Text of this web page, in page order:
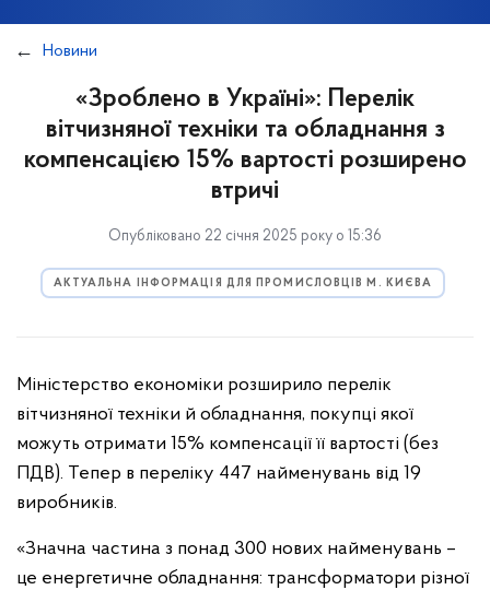
Новини
«Зроблено в Україні»: Перелік
вітчизняної техніки та обладнання з
компенсацією 15% вартості розширено
втричі
Опубліковано 22 січня 2025 року о 15:36
АКТУАЛЬНА ІНФОРМАЦІЯ ДЛЯ ПРОМИСЛОВЦІВ М. КИЄВА
Міністерство економіки розширило перелік
вітчизняної техніки й обладнання, покупці якої
можуть отримати 15% компенсації її вартості (без
ПДВ). Тепер в переліку 447 найменувань від 19
виробників.
«Значна частина з понад 300 нових найменувань –
це енергетичне обладнання: трансформатори різної